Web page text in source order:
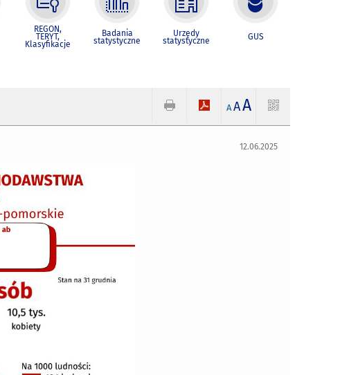
REGON,
TERYT,
Klasyfikacje
Badania
statystyczne
Urzędy
statystyczne GUS
A AA
12.06.2025